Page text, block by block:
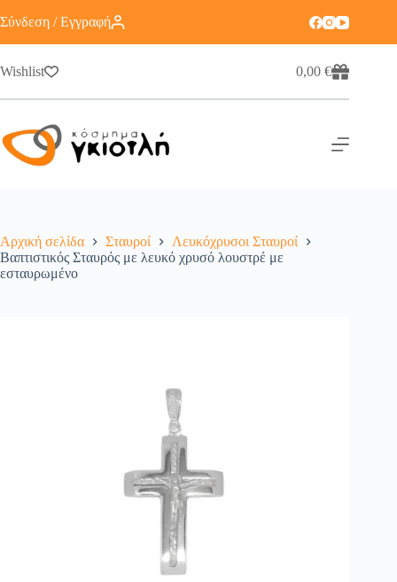
Σύνδεση / Εγγραφή
Wishlist 0,00€
Αρχική σελίδα Σταυροί
Λευκόχρυσοι Σταυροί
Βαπτιστικός Σταυρός με λευκό χρυσό λουστρέ με
εσταυρωμένο